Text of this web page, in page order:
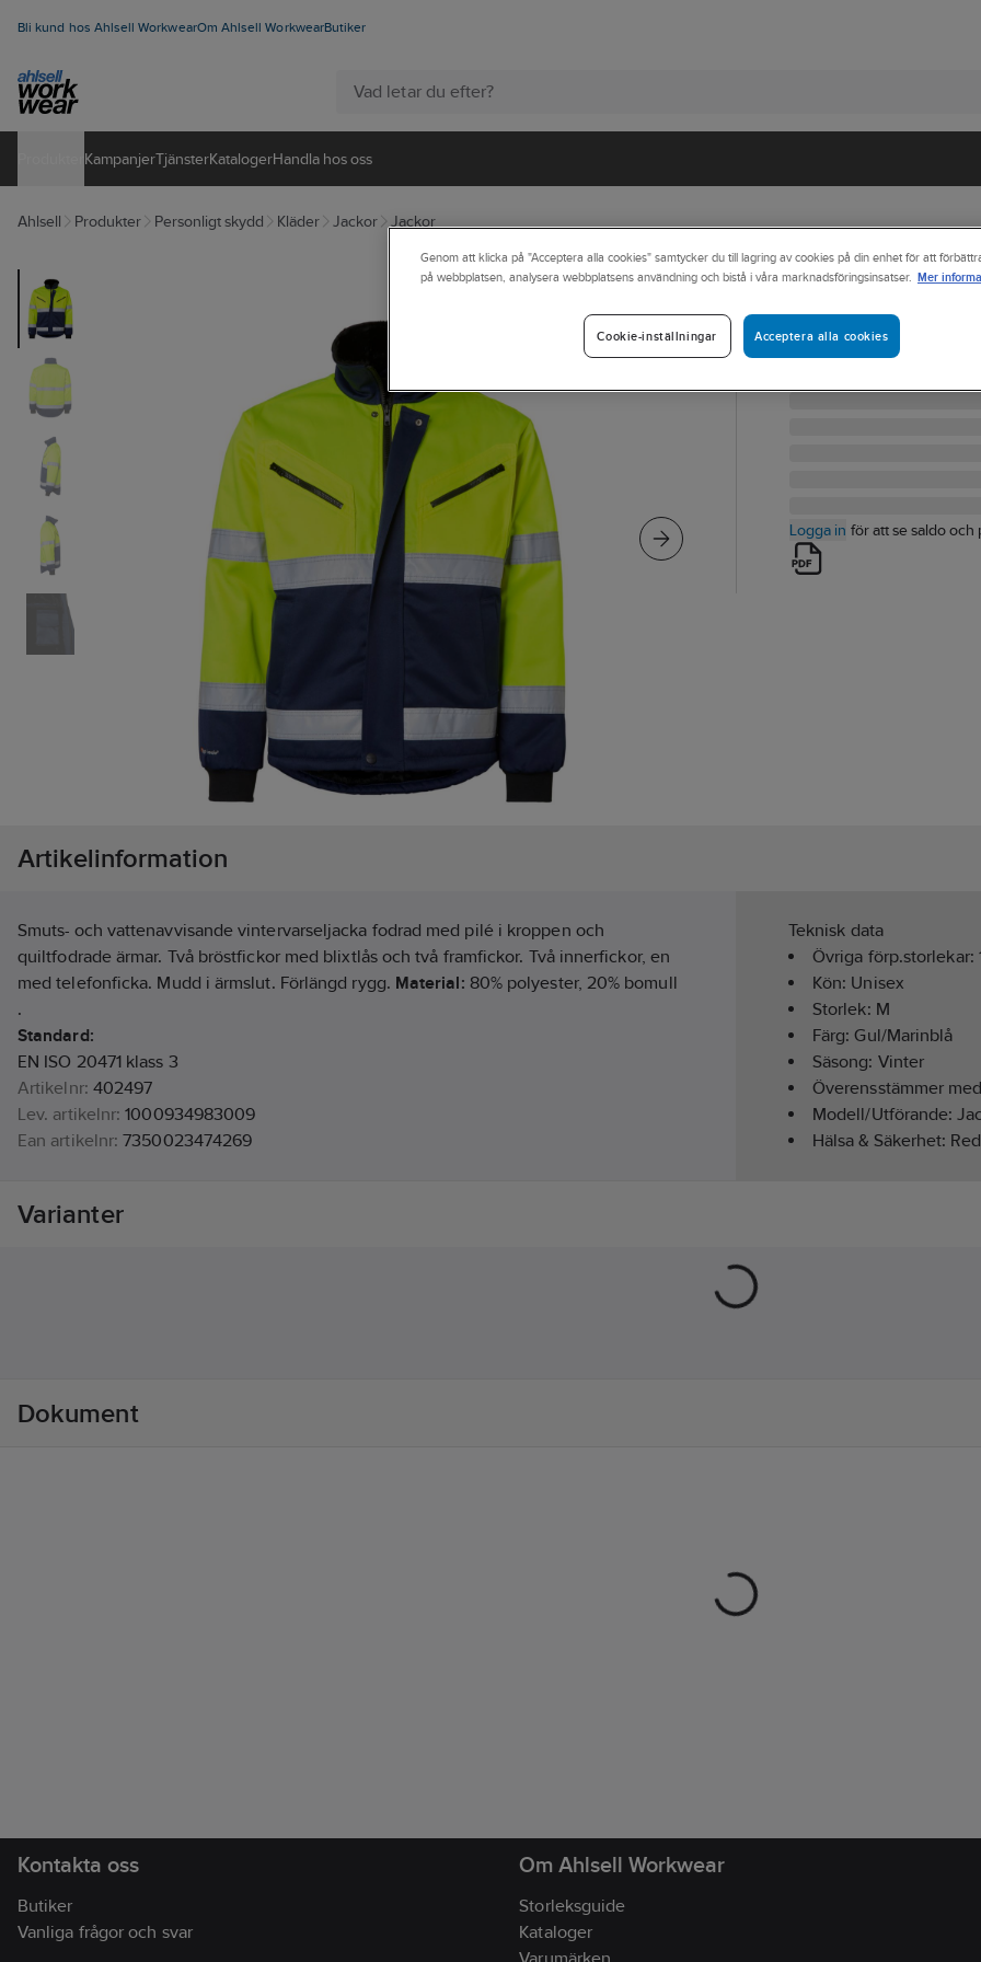
Bli kund hos Ahlsell WorkwearOm Ahlsell WorkwearButiker
KampanjerTjänsterKatalogerHandla hos oss
Ahlsell Produkter Personligt skydd Kläder Jackor Jackor
TOP SWEDE
Vinterjacka
VINTERJACKA
Artikelnr: 402497
Logga in för att se saldo och
Artikelinformation
Smuts- och vattenavvisande vintervarseljacka fodrad med pilé i kroppen och
quiltfodrade ärmar. Två bröstfickor med blixtlås och två framfickor. Två innerfickor, en
med telefonficka. Mudd i ärmslut. Förlängd rygg. Material: 80% polyester, 20% bomull
.
Standard:
EN ISO 20471 klass 3
Artikelnr: 402497
Lev. artikelnr: 1000934983009
Ean artikelnr: 7350023474269
Teknisk data
Övriga förp.storlekar:
Kön: Unisex
Storlek: M
Färg:Gul/Marinblå
Säsong: Vinter
Överensstämmer
Modell/Utförande:
Hälsa & Säkerhet:
Varianter
Dokument
Kontakta oss
Butiker
Vanliga frågor och svar
Om Ahlsell Workwear
Storleksguide
Kataloger
Genom att klicka på "Acceptera alla cookies" samtycker du till lagring av cookies på din enhet för att
på webbplatsen, analysera webbplatsens användning och bistå i våra marknadsföringsinsatser. Mer
Acceptera alla cookies
Cookie-inställningar